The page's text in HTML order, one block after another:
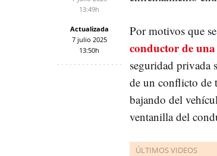
13:49h
Actualizada
7 julio 2025
13:50h
Por motivos que
conductor de
seguridad privada
de un conflicto de
bajando del
ventanilla del